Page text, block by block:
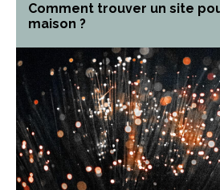
Comment trouver un site
maison ?